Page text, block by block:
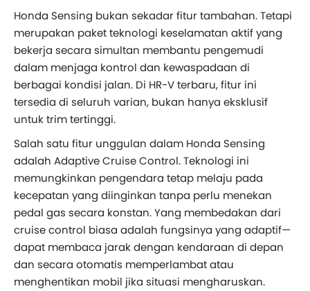
Honda Sensing bukan sekadar fitur tambahan. Tetapi
merupakan paket teknologi keselamatan aktif yang
bekerja secara simultan membantu pengemudi
dalam menjaga kontrol dan kewaspadaan di
berbagai kondisi jalan. Di HR-V terbaru, fitur ini
tersedia di seluruh varian, bukan hanya eksklusif
untuk trim tertinggi.
Salah satu fitur unggulan dalam Honda Sensing
adalah Adaptive Cruise Control. Teknologi ini
memungkinkan pengendara tetap melaju pada
kecepatan yang diinginkan tanpa perlu menekan
pedal gas secara konstan. Yang membedakan dari
cruise control biasa adalah fungsinya yang adaptif—
dapat membaca jarak dengan kendaraan di depan
dan secara otomatis memperlambat atau
menghentikan mobil jika situasi mengharuskan.